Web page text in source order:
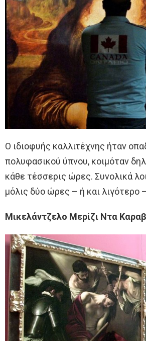
Ο ιδιοφυής καλλιτέχνης ήταν
πολυφασικού ύπνου, κοιμόταν
κάθε τέσσερις ώρες. Συνολικά
μόλις δύο ώρες – ή και λιγότερο
Μικελάντζελο Μερίζι Ντα